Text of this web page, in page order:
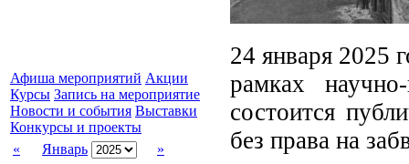
Афиша мероприятий Акции
Курсы Запись на мероприятие
Новости и события Выставки
Конкурсы и проекты
«
Январь
»
24 января 2025
рамках
состоится
без права на